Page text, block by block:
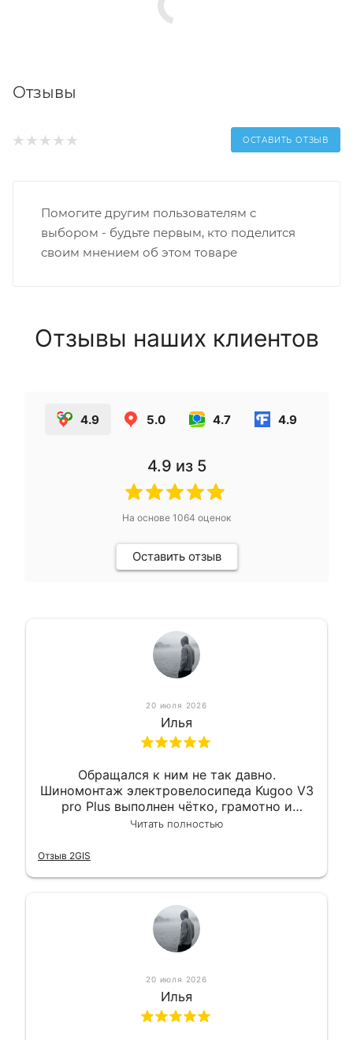
Отзывы
ОСТАВИТЬ ОТЗЫВ
Помогите другим пользователям с
выбором - будьте первым, кто поделится
своим мнением об этом товаре
Отзывы наших клиентов
4.9 5.0 4.7 4.9
4.9 из 5
На основе 1064 оценок
Оставить отзыв
20 июля 2026
Илья
Обращался к ним не так давно.
Шиномонтаж электровелосипеда Kugoo V3
pro Plus выполнен чётко, грамотно и
квалифицированно. Всё сделано
Читать полностью
Отзыв 2GIS
20 июля 2026
Илья